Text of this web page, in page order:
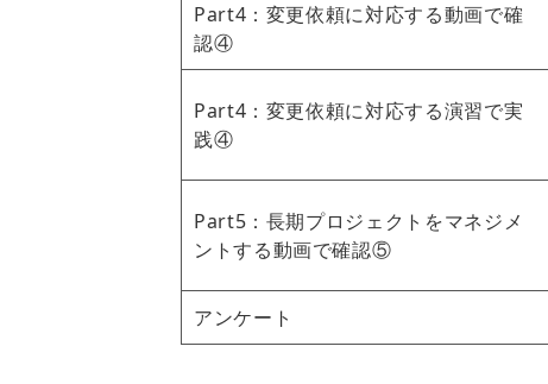
Part4：変更依頼に対応する動画で確
認④
Part4：変更依頼に対応する演習で実
践④
Part5：長期プロジェクトをマネジメ
ントする動画で確認⑤
アンケート